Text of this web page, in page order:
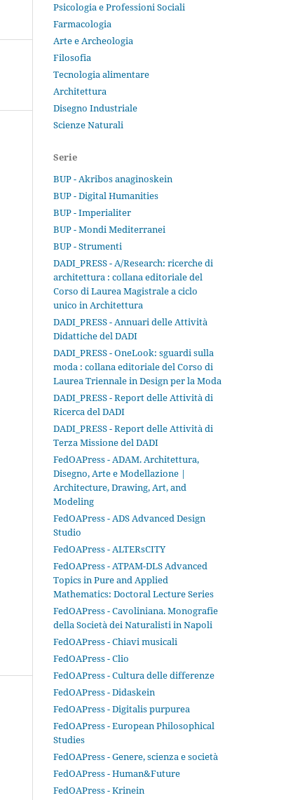
Psicologia e Professioni Sociali
Farmacologia
Arte e Archeologia
Filosofia
Tecnologia alimentare
Architettura
Disegno Industriale
Scienze Naturali
Serie
BUP - Akribos anaginoskein
BUP - Digital Humanities
BUP - Imperialiter
BUP - Mondi Mediterranei
BUP - Strumenti
DADI_PRESS - A/Research: ricerche di
architettura : collana editoriale del
Corso di Laurea Magistrale a ciclo
unico in Architettura
DADI_PRESS - Annuari delle Attività
Didattiche del DADI
DADI_PRESS - OneLook: sguardi sulla
moda : collana editoriale del Corso di
Laurea Triennale in Design per la Moda
DADI_PRESS - Report delle Attività di
Ricerca del DADI
DADI_PRESS - Report delle Attività di
Terza Missione del DADI
FedOAPress - ADAM. Architettura,
Disegno, Arte e Modellazione |
Architecture, Drawing, Art, and
Modeling
FedOAPress - ADS Advanced Design
Studio
FedOAPress - ALTERsCITY
FedOAPress - ATPAM-DLS Advanced
Topics in Pure and Applied
Mathematics: Doctoral Lecture Series
FedOAPress - Cavoliniana. Monografie
della Società dei Naturalisti in Napoli
FedOAPress - Chiavi musicali
FedOAPress - Clio
FedOAPress - Cultura delle differenze
FedOAPress - Didaskein
FedOAPress - Digitalis purpurea
FedOAPress - European Philosophical
Studies
FedOAPress - Genere, scienza e società
FedOAPress - Human&Future
FedOAPress - Krinein